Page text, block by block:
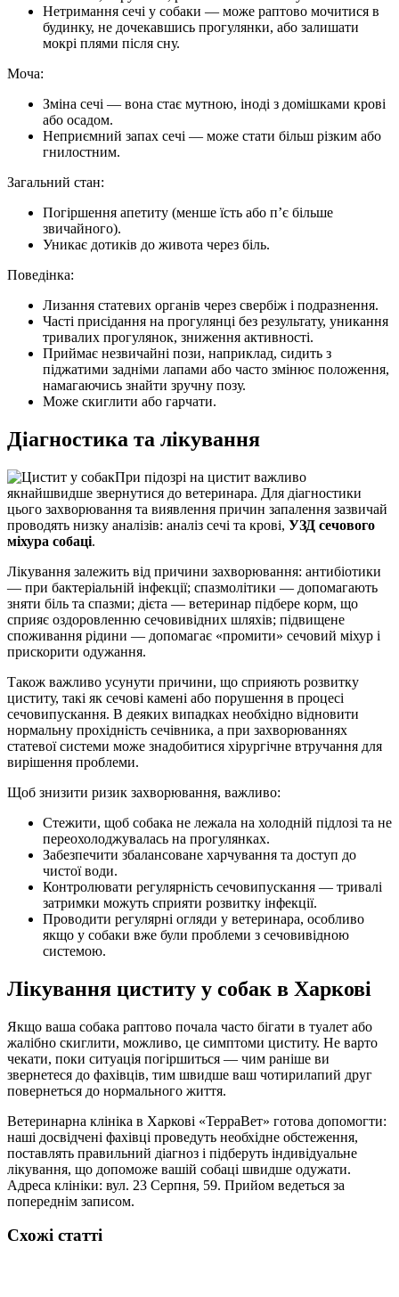
Нетримання сечі у собаки — може раптово мочитися в
будинку, не дочекавшись прогулянки, або залишати
мокрі плями після сну.
Моча:
Зміна сечі — вона стає мутною, іноді з домішками крові
або осадом.
Неприємний запах сечі — може стати більш різким або
гнилостним.
Загальний стан:
Погіршення апетиту (менше їсть або п’є більше
звичайного).
Уникає дотиків до живота через біль.
Поведінка:
Лизання статевих органів через свербіж і подразнення.
Часті присідання на прогулянці без результату, уникання
тривалих прогулянок, зниження активності.
Приймає незвичайні пози, наприклад, сидить з
піджатими задніми лапами або часто змінює положення,
намагаючись знайти зручну позу.
Може скиглити або гарчати.
Діагностика та лікування
При підозрі на цистит важливо
якнайшвидше звернутися до ветеринара. Для діагностики
цього захворювання та виявлення причин запалення зазвичай
проводять низку аналізів: аналіз сечі та крові, УЗД сечового
міхура собаці.
Лікування залежить від причини захворювання: антибіотики
— при бактеріальній інфекції; спазмолітики — допомагають
зняти біль та спазми; дієта — ветеринар підбере корм, що
сприяє оздоровленню сечовивідних шляхів; підвищене
споживання рідини — допомагає «промити» сечовий міхур і
прискорити одужання.
Також важливо усунути причини, що сприяють розвитку
циститу, такі як сечові камені або порушення в процесі
сечовипускання. В деяких випадках необхідно відновити
нормальну прохідність сечівника, а при захворюваннях
статевої системи може знадобитися хірургічне втручання для
вирішення проблеми.
Щоб знизити ризик захворювання, важливо:
Стежити, щоб собака не лежала на холодній підлозі та не
переохолоджувалась на прогулянках.
Забезпечити збалансоване харчування та доступ до
чистої води.
Контролювати регулярність сечовипускання — тривалі
затримки можуть сприяти розвитку інфекції.
Проводити регулярні огляди у ветеринара, особливо
якщо у собаки вже були проблеми з сечовивідною
системою.
Лікування циститу у собак в Харкові
Якщо ваша собака раптово почала часто бігати в туалет або
жалібно скиглити, можливо, це симптоми циститу. Не варто
чекати, поки ситуація погіршиться — чим раніше ви
звернетеся до фахівців, тим швидше ваш чотирилапий друг
повернеться до нормального життя.
Ветеринарна клініка в Харкові «ТерраВет» готова допомогти:
наші досвідчені фахівці проведуть необхідне обстеження,
поставлять правильний діагноз і підберуть індивідуальне
лікування, що допоможе вашій собаці швидше одужати.
Адреса клініки: вул. 23 Серпня, 59. Прийом ведеться за
попереднім записом.
Схожі статті